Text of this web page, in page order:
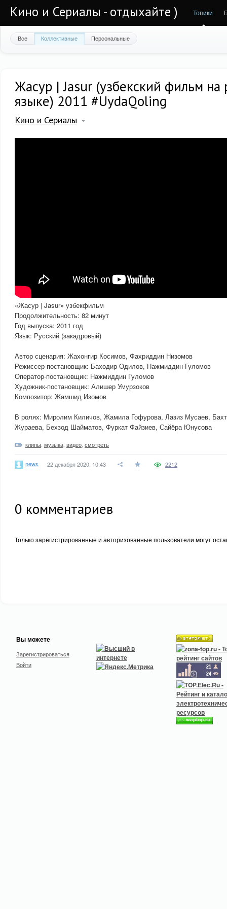
Кино и Сериалы - отдыхайте ) Топики
Все Коллективные Персональные
Жасур | Jasur (узбекский фильм на
языке) 2011 #UydaQoling
Кино и Сериалы
«Жасур | Jasur» узбекфильм
Продолжительность: 82 минут
Год выпуска: 2011 год
Язык: Русский (закадровый)
Автор сценария: Жахонгир Косимов, Фахриддин Низомов
Режиссер-постановщик: Баходир Одилов, Нажмиддин Гуломов
Оператор-постановщик: Нажмиддин Гуломов
Художник-постановщик: Алишер Умурзоков
Композитор: Жамшид Изомов
В ролях: Миролим Киличов, Жамила Гофурова, Лазиз Мусаев,
Жураева, Бехзод Шайматов, Фуркат Файзиев, Сайёра Юнусова
клипы музыка видео смотреть
news 22 декабря 2020, 10:43 2212
0 комментариев
Только зарегистрированные и авторизованные пользователи могут
Вы можете
Зарегистрироваться
Войти